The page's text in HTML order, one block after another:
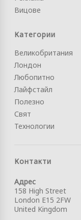
Вицове
Категории
Великобритания
Лондон
Любопитно
Лайфстайл
Полезно
Свят
Технологии
Контакти
Адрес
158 High Street
London E15 2FW
United Kingdom